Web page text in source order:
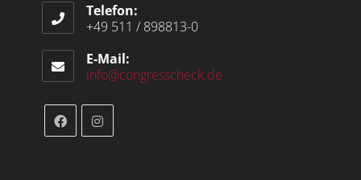
Telefon:
+49 511 / 898813-0
E-Mail:
info@congresscheck.de